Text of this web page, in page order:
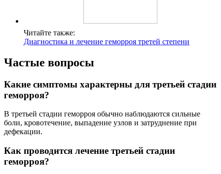
Читайте также:
Диагностика и лечение геморроя третей степени
Частые вопросы
Какие симптомы характерны для третьей стадии
геморроя?
В третьей стадии геморроя обычно наблюдаются сильные
боли, кровотечение, выпадение узлов и затруднение при
дефекации.
Как проводится лечение третьей стадии
геморроя?